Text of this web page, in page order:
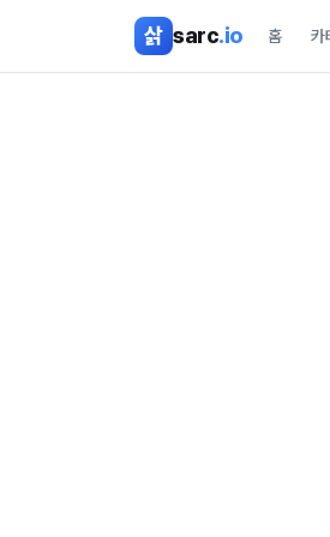
삵 sarc.io 홈 카